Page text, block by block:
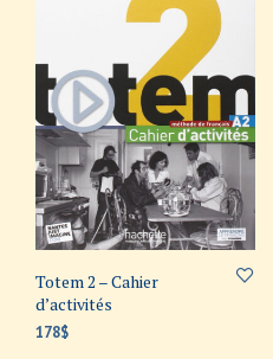
Totem 2 – Cahier
d’activités
178$